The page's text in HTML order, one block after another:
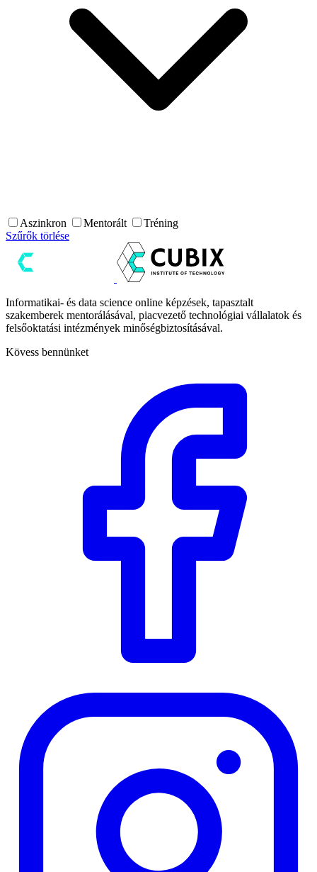
Aszinkron Mentorált
Tréning
Szűrők törlése
Informatikai- és data science online képzések, tapasztalt
szakemberek mentorálásával, piacvezető technológiai vállalatok és
felsőoktatási intézmények minőségbiztosításával.
Kövess bennünket